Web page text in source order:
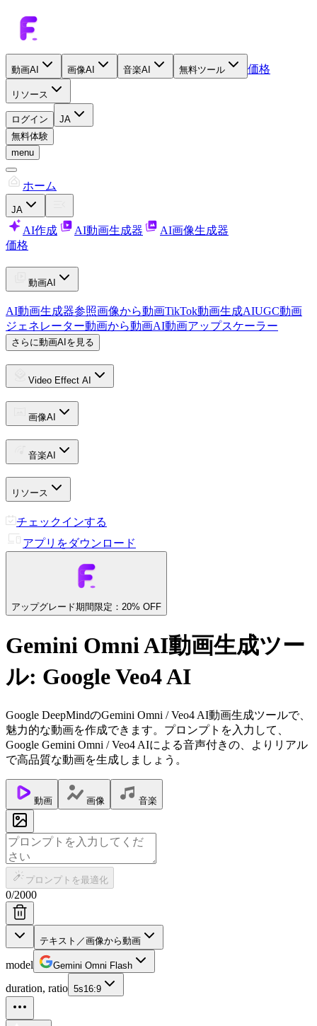
動画AI 画像AI 音楽AI 無料ツール 価格
リソース
ログイン
JA
無料体験
menu
ホーム
JA
AI作成 AI動画生成器
AI画像生成器
価格
動画AI
AI動画生成器参照画像から動画TikTok動画生成AIUGC動画
ジェネレーター動画から動画AI動画アップスケーラー
さらに動画AIを見る
Video Effect AI
画像AI
音楽AI
リソース
チェックインする
アプリをダウンロード
アップグレード期間限定：20% OFF
Gemini Omni AI動画生成ツー
ル: Google Veo4 AI
Google DeepMindのGemini Omni / Veo4 AI動画生成ツールで、
魅力的な動画を作成できます。プロンプトを入力して、
Google Gemini Omni / Veo4 AIによる音声付きの、よりリアル
で高品質な動画を生成しましょう。
動画 画像 音楽
プロンプトを最適化
0/2000
テキスト／画像から動画
model Gemini Omni Flash
duration, ratio 5s16:9